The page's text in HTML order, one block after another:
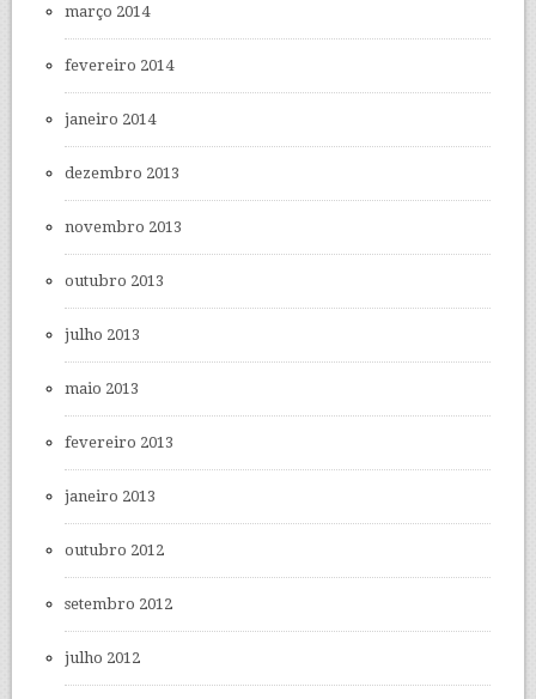
março 2014
fevereiro 2014
janeiro 2014
dezembro 2013
novembro 2013
outubro 2013
julho 2013
maio 2013
fevereiro 2013
janeiro 2013
outubro 2012
setembro 2012
julho 2012